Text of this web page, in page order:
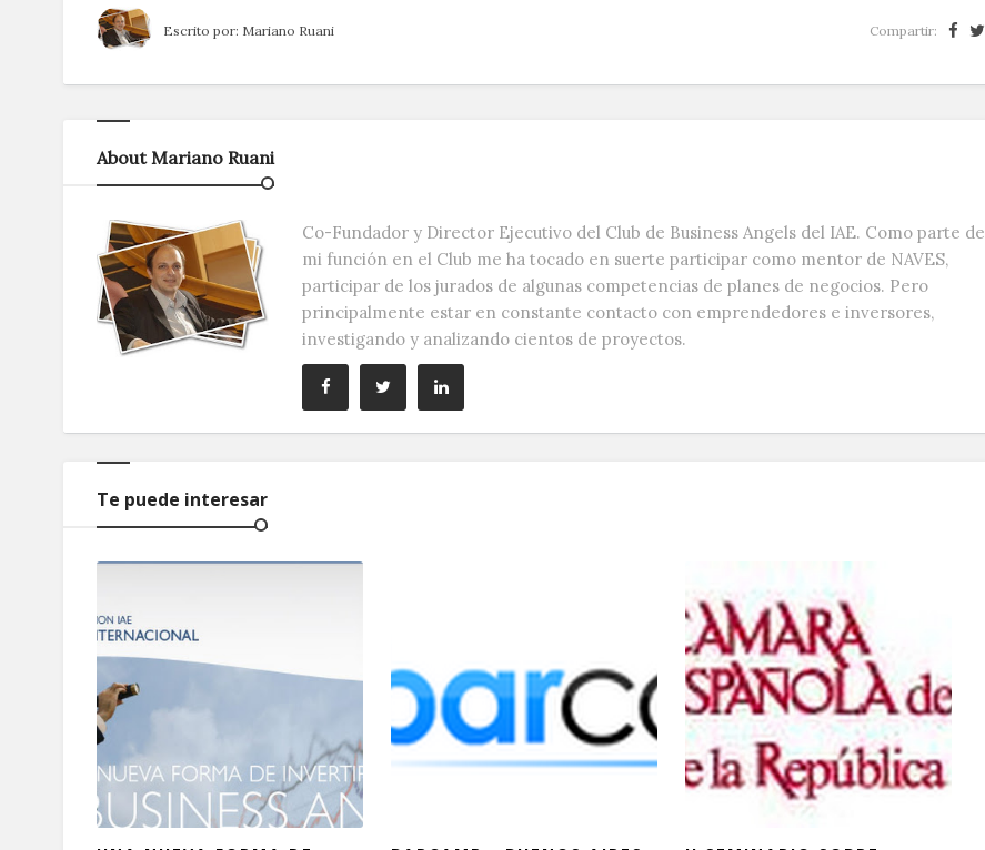
Escrito por: Mariano Ruani Compartir:
About Mariano Ruani
Co-Fundador y Director Ejecutivo del Club de Business Angels del IAE. Como parte de
mi función en el Club me ha tocado en suerte participar como mentor de NAVES,
participar de los jurados de algunas competencias de planes de negocios. Pero
principalmente estar en constante contacto con emprendedores e inversores,
investigando y analizando cientos de proyectos.
Te puede interesar